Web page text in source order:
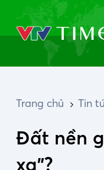
Trang chủ Tin
Đất nền
xa”?